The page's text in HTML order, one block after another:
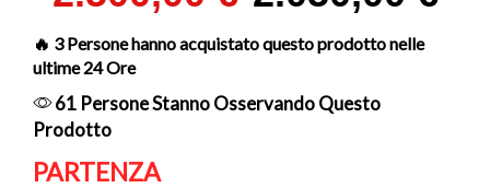
🔥 3 Persone hanno acquistato questo prodotto nelle
ultime 24 Ore
61 Persone Stanno Osservando Questo
Prodotto
PARTENZA